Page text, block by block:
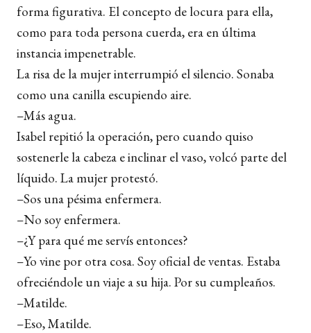
forma figurativa. El concepto de locura para ella,
como para toda persona cuerda, era en última
instancia impenetrable.
La risa de la mujer interrumpió el silencio. Sonaba
como una canilla escupiendo aire.
–Más agua.
Isabel repitió la operación, pero cuando quiso
sostenerle la cabeza e inclinar el vaso, volcó parte del
líquido. La mujer protestó.
–Sos una pésima enfermera.
–No soy enfermera.
–¿Y para qué me servís entonces?
–Yo vine por otra cosa. Soy oficial de ventas. Estaba
ofreciéndole un viaje a su hija. Por su cumpleaños.
–Matilde.
–Eso, Matilde.